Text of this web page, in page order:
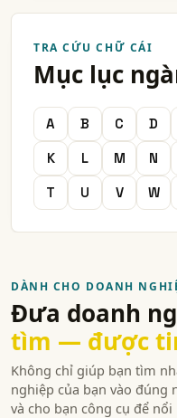
TRA CỨU CHỮ CÁI
Mục lục
A B C D
K
L M N
T
U V W
DÀNH CHO DOANH
Đưa doanh
tìm — được
Không chỉ giúp bạn tìm
nghiệp của bạn vào
và cho bạn công cụ để